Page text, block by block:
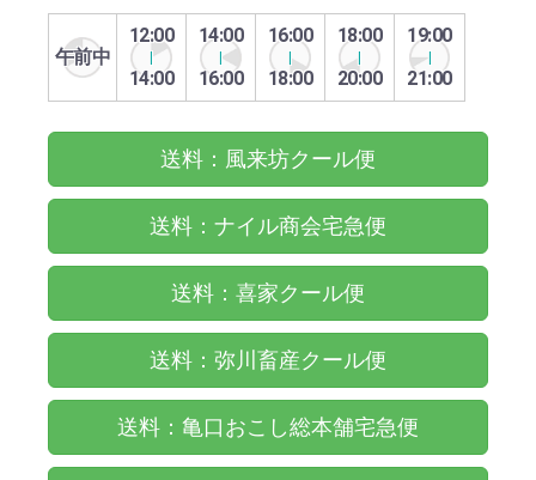
午前中
12:00
14:00
14:00
16:00
16:00
18:00
18:00
20:00
19:00
21:00
送料：風来坊クール便
送料：ナイル商会宅急便
送料：喜家クール便
送料：弥川畜産クール便
送料：亀口おこし総本舗宅急便